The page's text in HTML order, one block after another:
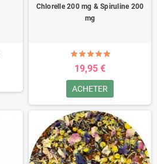
Chlorelle 200 mg & Spiruline 200
mg
19,95 €
ACHETER